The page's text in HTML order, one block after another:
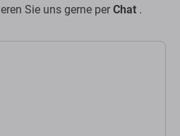
Sie uns gerne per Chat .